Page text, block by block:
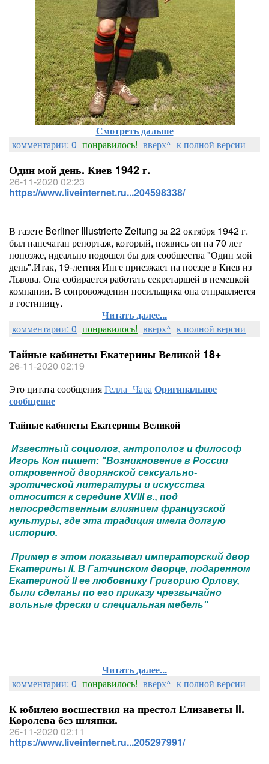
Смотреть дальше
комментарии: 0 понравилось! вверх^ к полной версии
Один мой день. Киев 1942 г.
26-11-2020 02:23
https://www.liveinternet.ru...204598338/
В газете Berliner Illustrierte Zeitung за 22 октября 1942 г.
был напечатан репортаж, который, появись он на 70 лет
попозже, идеально подошел бы для сообщества "Один мой
день".Итак, 19-летняя Инге приезжает на поезде в Киев из
Львова. Она собирается работать секретаршей в немецкой
компании. В сопровождении носильщика она отправляется
в гостиницу.
Читать далее...
комментарии: 0 понравилось! вверх^ к полной версии
Тайные кабинеты Екатерины Великой 18+
26-11-2020 02:19
Это цитата сообщенияГелла_ЧараОригинальное
сообщение
Тайные кабинеты Екатерины Великой
Известный социолог, антрополог и философ
Игорь Кон пишет: "Возникновение в России
откровенной дворянской сексуально-
эротической литературы и искусства
относится к середине XVIII в., под
непосредственным влиянием французской
культуры, где эта традиция имела долгую
историю.
Пример в этом показывал императорский двор
Екатерины II. В Гатчинском дворце, подаренном
Екатериной II ее любовнику Григорию Орлову,
были сделаны по его приказу чрезвычайно
вольные фрески и специальная мебель"
Читать далее...
комментарии: 0 понравилось! вверх^ к полной версии
К юбилею восшествия на престол Елизаветы II.
Королева без шляпки.
26-11-2020 02:11
https://www.liveinternet.ru...205297991/